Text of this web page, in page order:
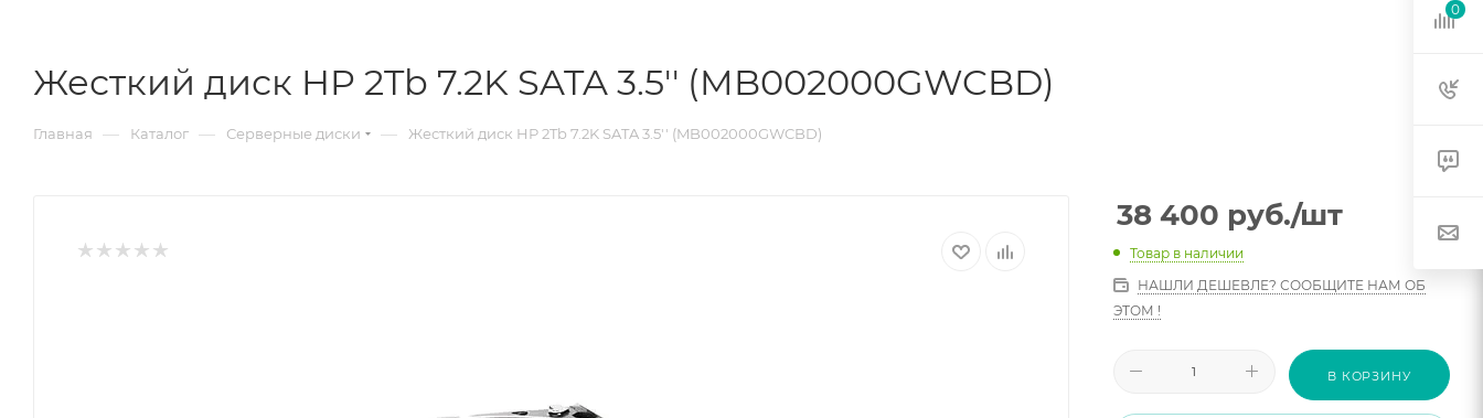
Жесткий диск HP 2Tb 7.2K SATA 3.5'' (MB002000GWCBD)
Главная — Каталог — Серверные диски — Жесткий диск HP 2Tb 7.2K SATA 3.5'' (MB002000GWCBD)
38 400 руб./шт
Товар в наличии
НАШЛИ ДЕШЕВЛЕ? СООБЩИТЕ НАМ ОБ
ЭТОМ !
В КОРЗИНУ
0